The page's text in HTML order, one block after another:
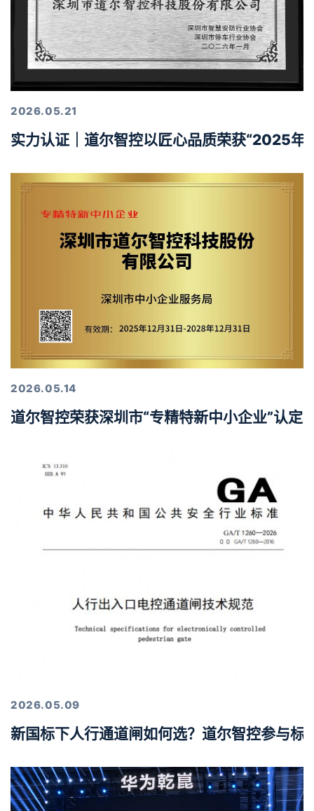
2026.05.21
实力认证｜道尔智控以匠心品质荣获“2025年
2026.05.14
道尔智控荣获深圳市“专精特新中小企业”认定
2026.05.09
新国标下人行通道闸如何选？道尔智控参与标